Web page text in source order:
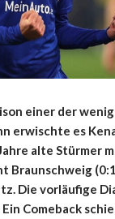
einer der
erwischte es
alte Stürmer
Braunschweig
Die vorläufige
Comeback